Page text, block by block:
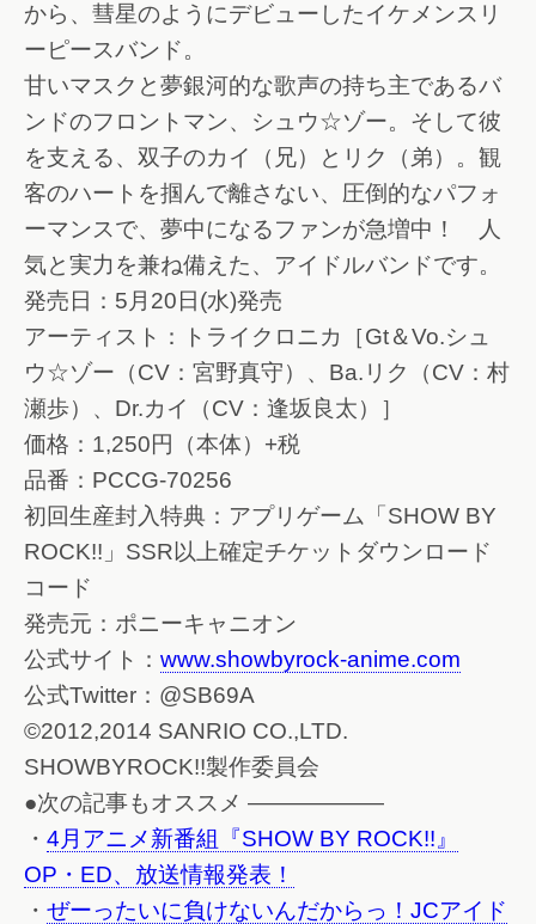
から、彗星のようにデビューしたイケメンスリ
ーピースバンド。
甘いマスクと夢銀河的な歌声の持ち主であるバ
ンドのフロントマン、シュウ☆ゾー。そして彼
を支える、双子のカイ（兄）とリク（弟）。観
客のハートを掴んで離さない、圧倒的なパフォ
ーマンスで、夢中になるファンが急増中！ 人
気と実力を兼ね備えた、アイドルバンドです。
発売日：5月20日(水)発売
アーティスト：トライクロニカ［Gt＆Vo.シュ
ウ☆ゾー（CV：宮野真守）、Ba.リク（CV：村
瀬歩）、Dr.カイ（CV：逢坂良太）］
価格：1,250円（本体）+税
品番：PCCG-70256
初回生産封入特典：アプリゲーム「SHOW BY
ROCK!!」SSR以上確定チケットダウンロード
コード
発売元：ポニーキャニオン
公式サイト： www.showbyrock-anime.com
公式Twitter：@SB69A
©2012,2014 SANRIO CO.,LTD.
SHOWBYROCK!!製作委員会
●次の記事もオススメ ——————
・ 4月アニメ新番組『SHOW BY ROCK!!』
OP・ED、放送情報発表！
・ ぜーったいに負けないんだからっ！JCアイド